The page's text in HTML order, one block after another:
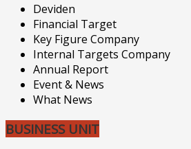
Deviden
Financial Target
Key Figure Company
Internal Targets Company
Annual Report
Event & News
What News
BUSINESS UNIT